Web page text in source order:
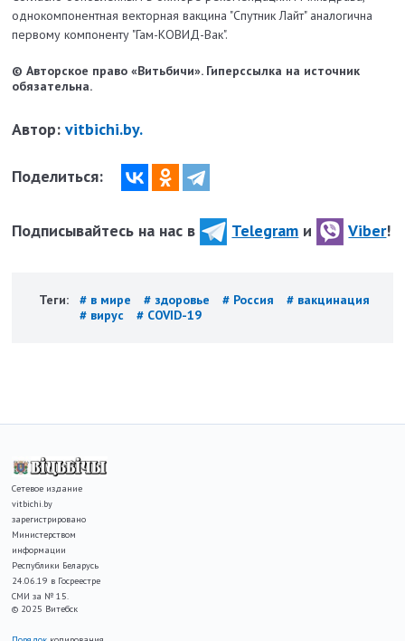
однокомпонентная векторная вакцина "Спутник Лайт" аналогична
первому компоненту "Гам-КОВИД-Вак".
© Авторское право «Витьбичи». Гиперссылка на источник
обязательна.
Автор:vitbichi.by.
Поделиться:
Подписывайтесь на нас в Telegram и Viber!
Теги: # в мире # здоровье # Россия
# вакцинация
# вирус
# COVID-19
Сетевое издание
vitbichi.by
зарегистрировано
Министерством
информации
Республики Беларусь
24.06.19 в Госреестре
СМИ за № 15.
© 2025 Витебск